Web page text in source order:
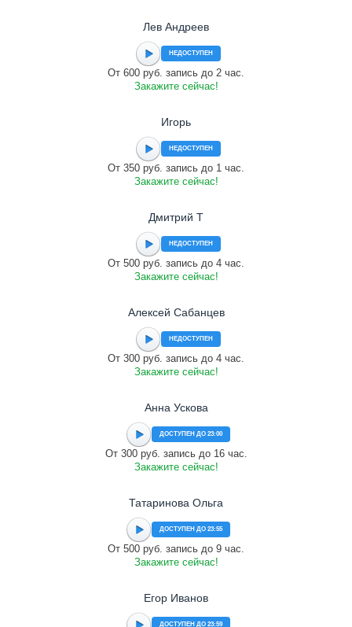
Лев Андреев
НЕДОСТУПЕН
От 600 руб. запись до 2 час.
Закажите сейчас!
Игорь
НЕДОСТУПЕН
От 350 руб. запись до 1 час.
Закажите сейчас!
Дмитрий Т
НЕДОСТУПЕН
От 500 руб. запись до 4 час.
Закажите сейчас!
Алексей Сабанцев
НЕДОСТУПЕН
От 300 руб. запись до 4 час.
Закажите сейчас!
Анна Ускова
ДОСТУПЕН ДО 23:00
От 300 руб. запись до 16 час.
Закажите сейчас!
Татаринова Ольга
ДОСТУПЕН ДО 23:55
От 500 руб. запись до 9 час.
Закажите сейчас!
Егор Иванов
ДОСТУПЕН ДО 23:59